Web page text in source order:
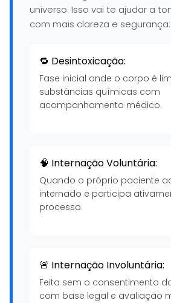
universo. Isso vai te ajudar a
com mais clareza e segurança:
🔁 Desintoxicação:
Fase inicial onde o corpo é
substâncias químicas com
acompanhamento médico.
🧠 Internação Voluntária:
Quando o próprio paciente
internado e participa
processo.
🚨 Internação Involuntária:
Feita sem o consentimento
com base legal e avaliação